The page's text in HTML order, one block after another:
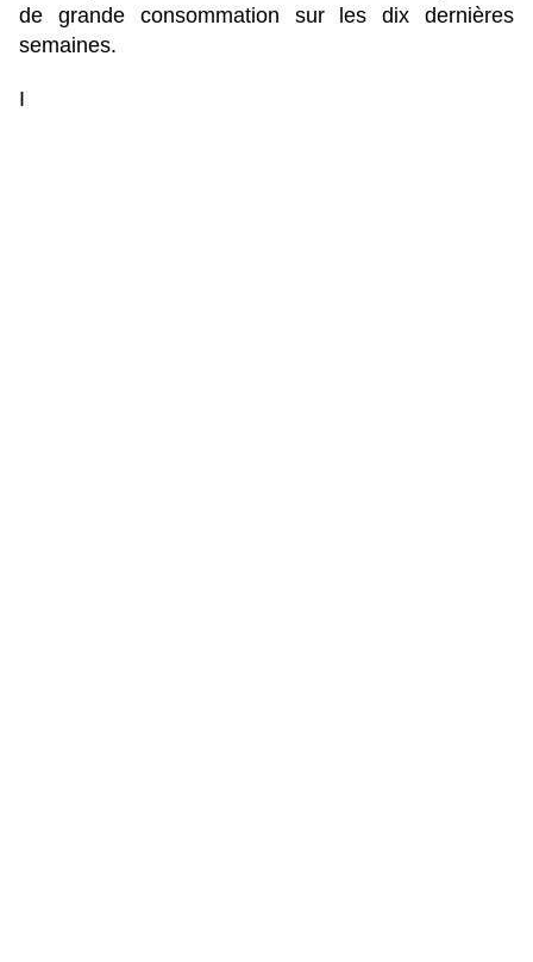
de grande consommation sur les dix dernières
semaines.
I